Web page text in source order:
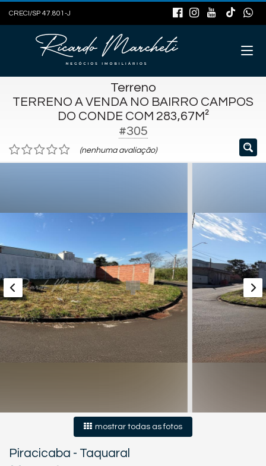
CRECI/SP 47.801-J
Terreno
TERRENO A VENDA NO BAIRRO CAMPOS
DO CONDE COM 283,67M²
#305
(nenhuma avaliação)
mostrar todas as fotos
Piracicaba - Taquaral